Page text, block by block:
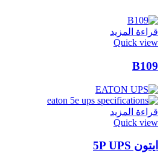
قراءة المزيد
Quick view
B109
قراءة المزيد
Quick view
ايتون 5P UPS